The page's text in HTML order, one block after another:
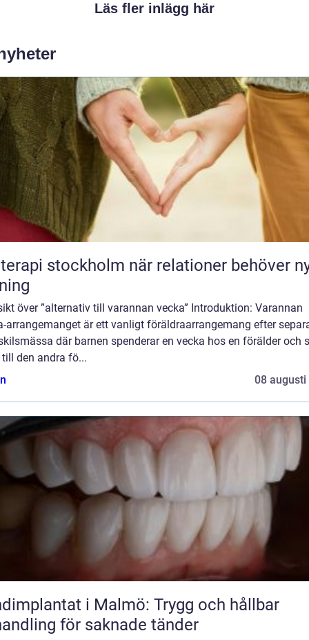
Läs fler inlägg här
stockholm när relationer behöver ny
över ”alternativ till varannan vecka” Introduktion: Varannan
arrangemanget är ett vanligt föräldraarrangemang efter
där barnen spenderar en vecka hos en förälder och
den andra fö...
08 augusti
i Malmö: Trygg och hållbar
för saknade tänder